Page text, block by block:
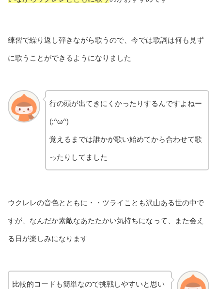
練習で繰り返し弾きながら歌うので、今では歌詞は何も見ず
に歌うことができるようになりました
行の頭が出てきにくかったりするんですよねー
(;^ω^)
覚えるまでは誰かが歌い始めてから合わせて歌
ったりしてました
ウクレレの音色とともに・・ツライことも沢山ある世の中で
すが、なんだか素敵なあたたかい気持ちになって、また会え
る日が楽しみになります
比較的コードも簡単なので挑戦しやすいと思い